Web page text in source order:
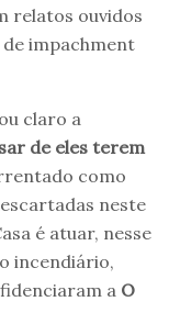
relatos ouvidos
impachment
claro a
de eles terem
como
neste
é atuar, nesse
incendiário,
a O